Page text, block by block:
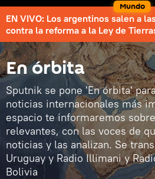
Mundo
EN VIVO: Los argentinos salen a
contra la reforma a la Ley de
En órbita
Sputnik se pone 'En órbita'
noticias internacionales más
espacio te informaremos
relevantes, con las voces de
noticias y las analizan. Se
Uruguay y Radio Illimani y
Bolivia